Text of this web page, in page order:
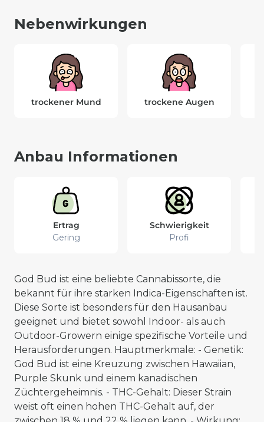
Nebenwirkungen
trockener Mund trockene Augen
Anbau Informationen
Ertrag
Gering
Schwierigkeit
Profi
God Bud ist eine beliebte Cannabissorte, die
bekannt für ihre starken Indica-Eigenschaften ist.
Diese Sorte ist besonders für den Hausanbau
geeignet und bietet sowohl Indoor- als auch
Outdoor-Growern einige spezifische Vorteile und
Herausforderungen. Hauptmerkmale: - Genetik:
God Bud ist eine Kreuzung zwischen Hawaiian,
Purple Skunk und einem kanadischen
Züchtergeheimnis. - THC-Gehalt: Dieser Strain
weist oft einen hohen THC-Gehalt auf, der